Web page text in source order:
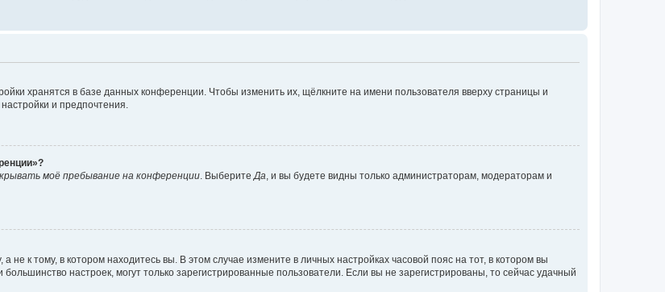
хранятся в базе данных конференции. Чтобы изменить их, щёлкните на имени пользователя вверху страницы и
и предпочтения.
моё пребывание на конференции . Выберите Да , и вы будете видны только администраторам, модераторам и
не к тому, в котором находитесь вы. В этом случае измените в личных настройках часовой пояс на тот, в котором вы
настроек, могут только зарегистрированные пользователи. Если вы не зарегистрированы, то сейчас удачный